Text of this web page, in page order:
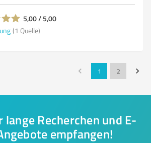
5,00 / 5,00
(1 Quelle)
1 2
lange Recherchen und E-
empfangen!